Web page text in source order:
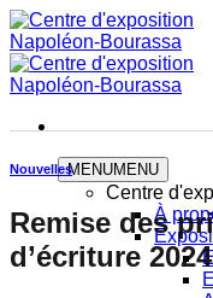
Skip
to
content
MENUMENU
Centre
À
Nouvelles
Remise des
d’écriture 2024